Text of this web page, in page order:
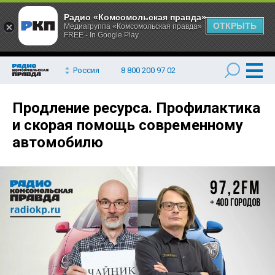
Россия 8 800 200 97 02
Продление ресурса. Профилактика
и скорая помощь современному
автомобилю
Радио «Комсомольская правда»
Медиагруппа «Комсомольская правда»
FREE - In Google Play
ОТКРЫТЬ